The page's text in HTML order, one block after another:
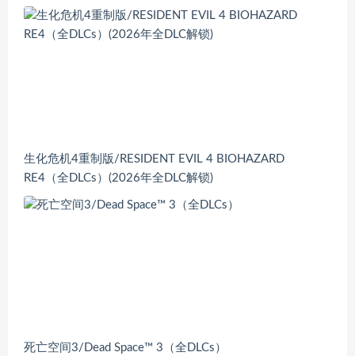
生化危机4重制版/RESIDENT EVIL 4 BIOHAZARD
RE4（全DLCs）(2026年全DLC解锁)
死亡空间3/Dead Space™ 3（全DLCs）